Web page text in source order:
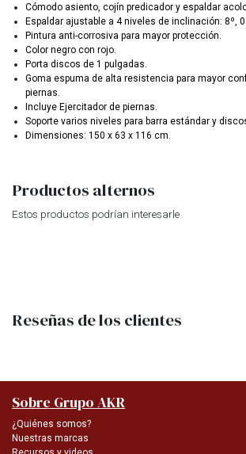
Cómodo asiento, cojín predicador y espaldar
Espaldar ajustable a 4 niveles de inclinación: 8º,
Pintura anti-corrosiva para mayor protección.
Color negro con rojo.
Porta discos de 1 pulgadas.
Goma espuma de alta resistencia para mayor
piernas.
Incluye Ejercitador de piernas.
Soporte varios niveles para barra estándar y
Dimensiones: 150 x 63 x 116 cm.
Productos alternos
Estos productos podrían interesarle
Reseñas de los clientes
Sobre Grupo AKR
¿Quiénes somos?
Nuestras marcas